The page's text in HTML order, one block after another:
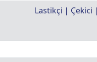
Lastikçi | Çekici